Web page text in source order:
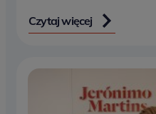
Czytaj więcej